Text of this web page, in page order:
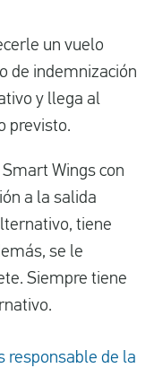
un vuelo
de indemnización
y llega al
previsto.
Wings con
a la salida
tiene
se le
Siempre tiene
responsable de la